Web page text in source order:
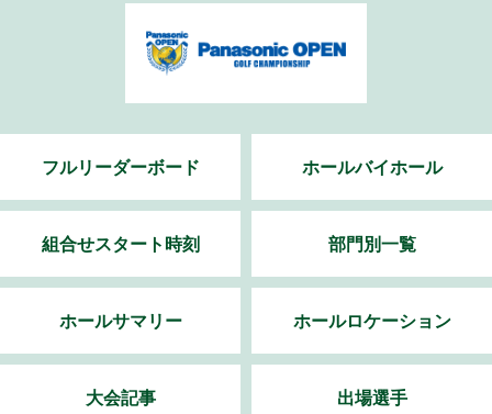
フルリーダーボード ホールバイホール
組合せスタート時刻 部門別一覧
ホールサマリー ホールロケーション
大会記事 出場選手